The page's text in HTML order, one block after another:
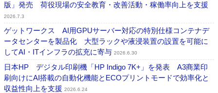
版」発売 荷役現場の安全教育・改善活動・稼働率向上を支援
2026.7.3
ゲットワークス AI用GPUサーバー対応の特別仕様コンテナデ
ータセンターを製品化 大型ラックや液浸装置の設置を可能に
してAI・ITインフラの拡充に寄与 2026.6.30
日本HP デジタル印刷機「HP Indigo 7K+」を発表 A3商業印
刷向けにAI搭載の自動化機能とECOプリントモードで効率化と
収益性向上を支援 2026.6.24